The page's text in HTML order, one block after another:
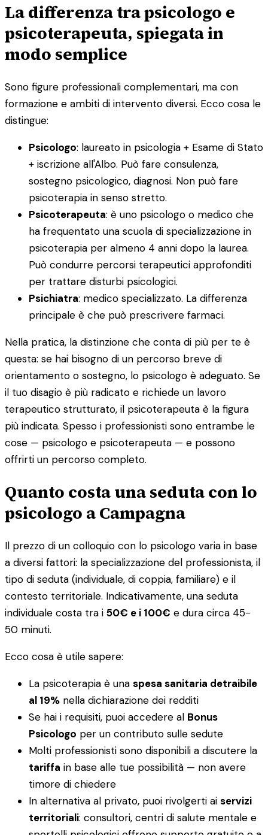
La differenza tra psicologo e
psicoterapeuta, spiegata in
modo semplice
Sono figure professionali complementari, ma con
formazione e ambiti di intervento diversi. Ecco cosa le
distingue:
Psicologo: laureato in psicologia + Esame di Stato
+ iscrizione all'Albo. Può fare consulenza,
sostegno psicologico, diagnosi. Non può fare
psicoterapia in senso stretto.
Psicoterapeuta: è uno psicologo o medico che
ha frequentato una scuola di specializzazione in
psicoterapia per almeno 4 anni dopo la laurea.
Può condurre percorsi terapeutici approfonditi
per trattare disturbi psicologici.
Psichiatra: medico specializzato. La differenza
principale è che può prescrivere farmaci.
Nella pratica, la distinzione che conta di più per te è
questa: se hai bisogno di un percorso breve di
orientamento o sostegno, lo psicologo è adeguato. Se
il tuo disagio è più radicato e richiede un lavoro
terapeutico strutturato, il psicoterapeuta è la figura
più indicata. Spesso i professionisti sono entrambe le
cose — psicologo e psicoterapeuta — e possono
offrirti un percorso completo.
Quanto costa una seduta con lo
psicologo a Campagna
Il prezzo di un colloquio con lo psicologo varia in base
a diversi fattori: la specializzazione del professionista, il
tipo di seduta (individuale, di coppia, familiare) e il
contesto territoriale. Indicativamente, una seduta
individuale costa tra i 50€ e i 100€ e dura circa 45-
50 minuti.
Ecco cosa è utile sapere:
La psicoterapia è una spesa sanitaria detraibile
al 19% nella dichiarazione dei redditi
Se hai i requisiti, puoi accedere al Bonus
Psicologo per un contributo sulle sedute
Molti professionisti sono disponibili a discutere la
tariffa in base alle tue possibilità — non avere
timore di chiedere
In alternativa al privato, puoi rivolgerti ai servizi
territoriali: consultori, centri di salute mentale e